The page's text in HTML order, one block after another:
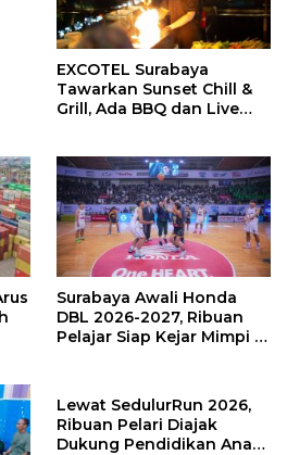
EXCOTEL Surabaya
Tawarkan Sunset Chill &
Grill, Ada BBQ dan Live
Surabaya Awali Honda
DBL 2026-2027, Ribuan
Pelajar Siap Kejar Mimpi di
Lewat SedulurRun 2026,
Ribuan Pelari Diajak
Dukung Pendidikan Anak